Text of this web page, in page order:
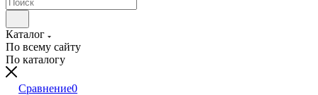
Каталог
По всему сайту
По каталогу
Сравнение0